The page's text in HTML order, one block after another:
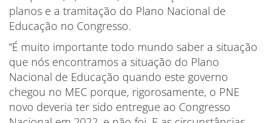
planos e a tramitação do Plano Nacional de
Educação no Congresso.
“É muito importante todo mundo saber a situação
que nós encontramos a situação do Plano
Nacional de Educação quando este governo
chegou no MEC porque, rigorosamente, o PNE
novo deveria ter sido entregue ao Congresso